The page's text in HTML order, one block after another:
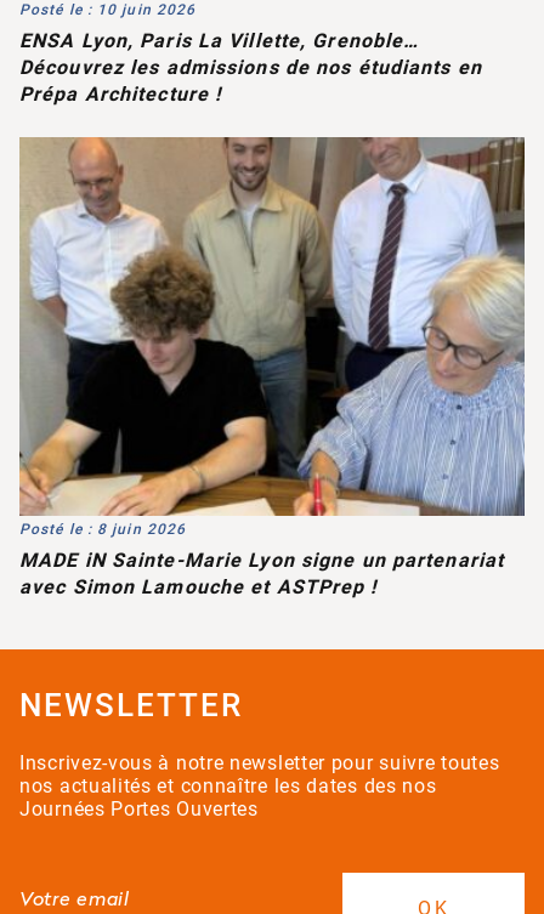
Posté le : 10 juin 2026
ENSA Lyon, Paris La Villette, Grenoble…
Découvrez les admissions de nos étudiants en
Prépa Architecture !
Posté le : 8 juin 2026
MADE iN Sainte-Marie Lyon signe un partenariat
avec Simon Lamouche et ASTPrep !
NEWSLETTER
Inscrivez-vous à notre newsletter pour suivre toutes
nos actualités et connaître les dates des nos
Journées Portes Ouvertes